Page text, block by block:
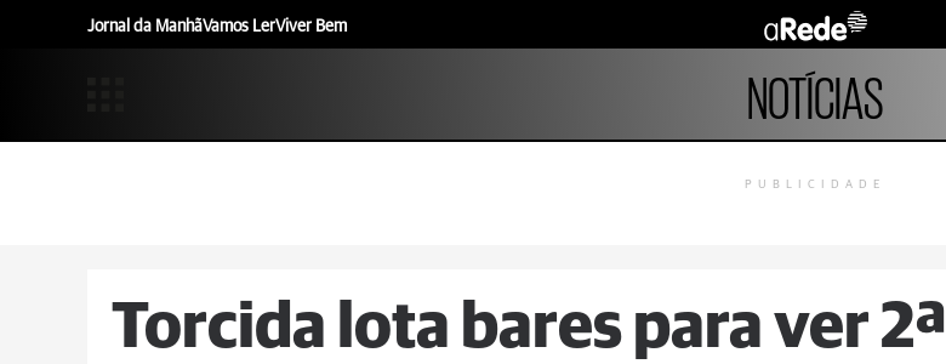
Jornal da ManhãVamos LerViver Bem
NOTÍCIAS
PUBLICIDADE
Torcida lota bares para ver 2ª